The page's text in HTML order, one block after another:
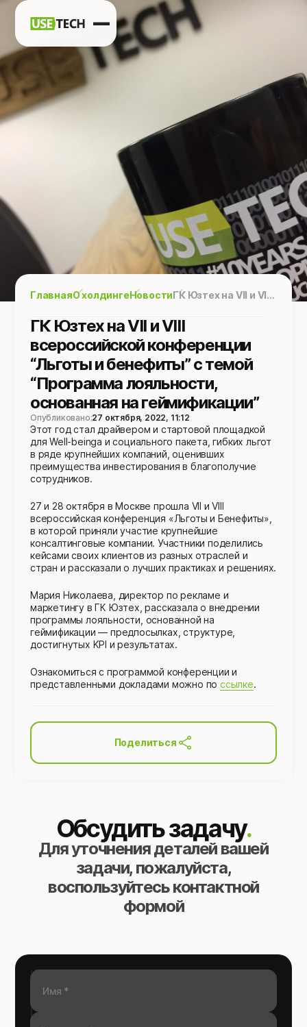
Карьера
ГлавнаяО холдингеНовости ГК Юзтех на VII и VIII всероссийской конференции “Льготы и бенефиты” с темой “Программа лояльности, основанная на геймификации”
ГК Юзтех на VII и VIII
всероссийской конференции
“Льготы и бенефиты” с темой
“Программа лояльности,
основанная на геймификации”
Опубликовано:27 октября, 2022, 11:12
Этот год стал драйвером и стартовой площадкой
для Well-beinga и социального пакета, гибких льгот
в ряде крупнейших компаний, оценивших
преимущества инвестирования в благополучие
сотрудников.
27 и 28 октября в Москве прошла VII и VIII
всероссийская конференция «Льготы и Бенефиты»,
в которой приняли участие крупнейшие
консалтинговые компании. Участники поделились
кейсами своих клиентов из разных отраслей и
стран и рассказали о лучших практиках и решениях.
Мария Николаева, директор по рекламе и
маркетингу в ГК Юзтех, рассказала о внедрении
программы лояльности, основанной на
геймификации — предпосылках, структуре,
достигнутых KPI и результатах.
Ознакомиться с программой конференции и
представленными докладами можно поссылке.
Поделиться
Обсудить задачу.
Для уточнения деталей вашей
задачи, пожалуйста,
воспользуйтесь контактной
формой